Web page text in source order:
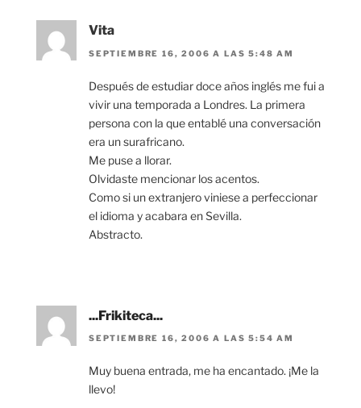
Vita
SEPTIEMBRE 16, 2006 A LAS 5:48 AM
Después de estudiar doce años inglés me fui a
vivir una temporada a Londres. La primera
persona con la que entablé una conversación
era un surafricano.
Me puse a llorar.
Olvidaste mencionar los acentos.
Como si un extranjero viniese a perfeccionar
el idioma y acabara en Sevilla.
Abstracto.
...Frikiteca...
SEPTIEMBRE 16, 2006 A LAS 5:54 AM
Muy buena entrada, me ha encantado. ¡Me la
llevo!